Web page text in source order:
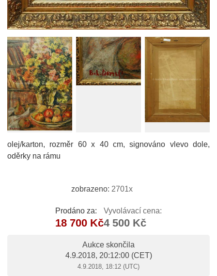
olej/karton, rozměr 60 x 40 cm, signováno vlevo dole,
oděrky na rámu
zobrazeno: 2701x
Prodáno za:
18 700 Kč
Vyvolávací cena:
4 500 Kč
Aukce skončila
4.9.2018, 20:12:00(CET)
4.9.2018, 18:12 (UTC)